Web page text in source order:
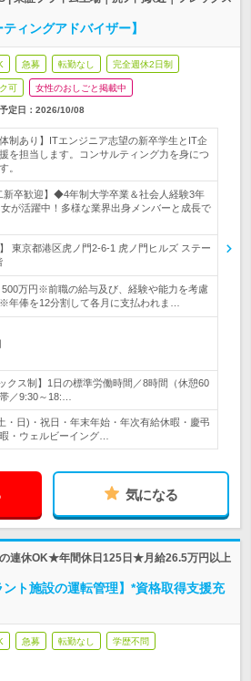
ィングアドバイザー】
急募 転勤なし 完全週休2日制
可 女性のおしごと掲載中
定日： 2026/10/08
制あり】ITエンジニア志望の新卒学生とIT企
を担当します。コンサルティング力を身につ
。
新卒歓迎】◆4年制大学卒業＆社会人経験3年
が活躍中！多様な業界出身メンバーと成長で
東京都港区虎ノ門2-6-1 虎ノ門ヒルズ ステー
万円※前職の給与及び、経験や能力を考慮
年俸を12分割して各月に支払われま…
クス制】1日の標準労働時間／8時間（休憩60
／9:30～18:…
・日)・祝日・年末年始・年次有給休暇・慶弔
・ウェルビーイング…
気になる
連休OK★年間休日125日★月給26.5万円以上
ト施設の運転管理】*資格取得支援充
急募 転勤なし 学歴不問